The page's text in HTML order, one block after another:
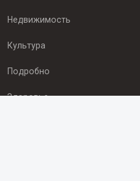
Недвижимость
Культура
Подробно
Здоровье